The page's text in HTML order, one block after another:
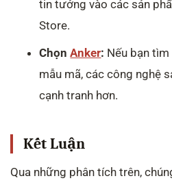
tin tưởng vào các sản
Store.
ChọnAnker: Nếu bạn
mẫu mã, các công nghệ
cạnh tranh hơn.
Kết Luận
Qua những phân tích trên,